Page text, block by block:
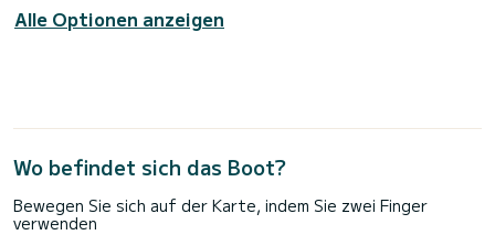
Alle Optionen anzeigen
Wo befindet sich das Boot?
Bewegen Sie sich auf der Karte, indem Sie zwei Finger
verwenden